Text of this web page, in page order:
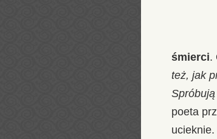
śmierci.
też, jak
poeta
ucieknie.